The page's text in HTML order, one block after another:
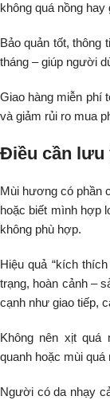
không quá nồng hay
Bảo quản tốt, thông
tháng – giúp người
Giao hàng miễn phí
và giảm rủi ro mua
Điều cần lưu
Mùi hương có phần
hoặc biết mình hợp
không phù hợp.
Hiệu quả “kích
trạng, hoàn cảnh –
cạnh như giao tiếp,
Không nên xịt quá
quanh hoặc mùi quá
Người có da nhạy